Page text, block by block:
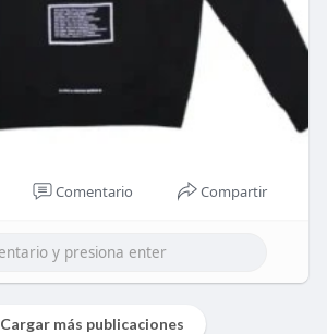
Comentario Compartir
Cargar más publicaciones